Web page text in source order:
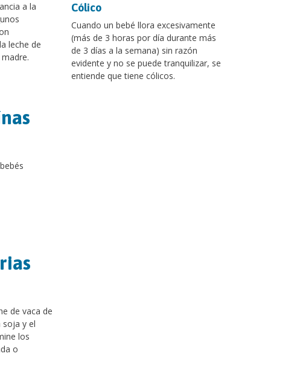
a la
leche de
de vaca de
soja y el
los
o
Cólico
Cuando un bebé llora excesivamente
(más de 3 horas por día durante más
de 3 días a la semana) sin razón
evidente y no se puede tranquilizar, se
entiende que tiene cólicos.